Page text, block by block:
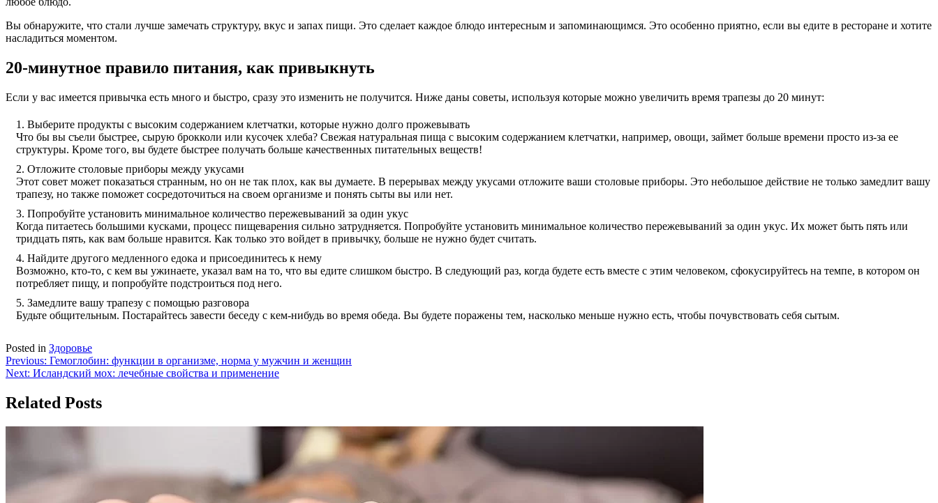
Вы обнаружите, что стали лучше замечать структуру, вкус и запах пищи. Это сделает каждое блюдо интересным и запоминающимся. Это особенно приятно, если вы едите в ресторане и хотите
насладиться моментом.
20-минутное правило питания, как привыкнуть
Если у вас имеется привычка есть много и быстро, сразу это изменить не получится. Ниже даны советы, используя которые можно увеличить время трапезы до 20 минут:
Выберите продукты с высоким содержанием клетчатки, которые нужно долго прожевывать
Что бы вы съели быстрее, сырую брокколи или кусочек хлеба? Свежая натуральная пища с высоким содержанием клетчатки, например, овощи, займет больше времени просто из-за ее
структуры. Кроме того, вы будете быстрее получать больше качественных питательных веществ!
Отложите столовые приборы между укусами
Этот совет может показаться странным, но он не так плох, как вы думаете. В перерывах между укусами отложите ваши столовые приборы. Это небольшое действие не только замедлит вашу
трапезу, но также поможет сосредоточиться на своем организме и понять сыты вы или нет.
Попробуйте установить минимальное количество пережевываний за один укус
Когда питаетесь большими кусками, процесс пищеварения сильно затрудняется. Попробуйте установить минимальное количество пережевываний за один укус. Их может быть пять или
тридцать пять, как вам больше нравится. Как только это войдет в привычку, больше не нужно будет считать.
Найдите другого медленного едока и присоединитесь к нему
Возможно, кто-то, с кем вы ужинаете, указал вам на то, что вы едите слишком быстро. В следующий раз, когда будете есть вместе с этим человеком, сфокусируйтесь на темпе, в котором он
потребляет пищу, и попробуйте подстроиться под него.
Замедлите вашу трапезу с помощью разговора
Будьте общительным. Постарайтесь завести беседу с кем-нибудь во время обеда. Вы будете поражены тем, насколько меньше нужно есть, чтобы почувствовать себя сытым.
Posted in Здоровье
Навигация
по
записям
Previous: Гемоглобин: функции в организме, норма у мужчин и женщин
Next: Исландский мох: лечебные свойства и применение
Related Posts